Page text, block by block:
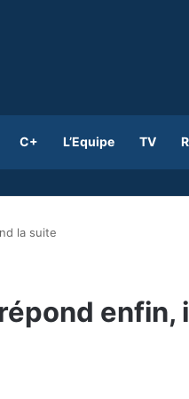
C+ L’Equipe TV
la suite
enfin,